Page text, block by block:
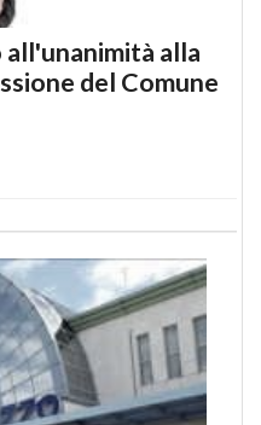
alla
del Comune